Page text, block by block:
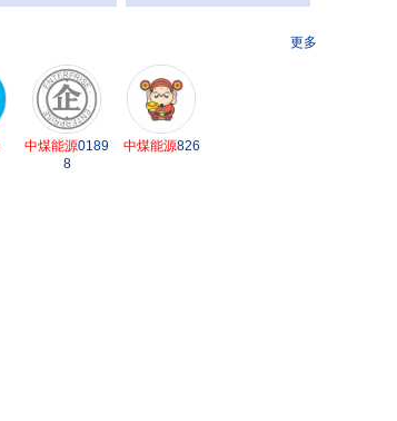
更多
中煤能源0189
8
中煤能源826